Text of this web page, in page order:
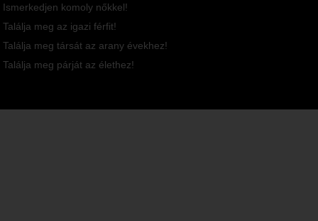
Ismerkedjen komoly nőkkel!
Találja meg az igazi férfit!
Találja meg társát az arany évekhez!
Találja meg párját az élethez!